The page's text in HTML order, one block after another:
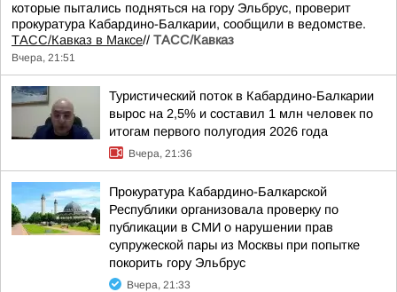
которые пытались подняться на гору Эльбрус, проверит
прокуратура Кабардино-Балкарии, сообщили в ведомстве.
ТАСС/Кавказ в Максе// ТАСС/Кавказ
Вчера, 21:51
Туристический поток в Кабардино-Балкарии
вырос на 2,5% и составил 1 млн человек по
итогам первого полугодия 2026 года
Вчера, 21:36
Прокуратура Кабардино-Балкарской
Республики организовала проверку по
публикации в СМИ о нарушении прав
супружеской пары из Москвы при попытке
покорить гору Эльбрус
Вчера, 21:33